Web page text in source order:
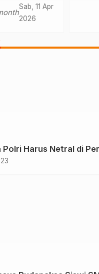
Sab, 11 Apr
2026
Harus Netral di